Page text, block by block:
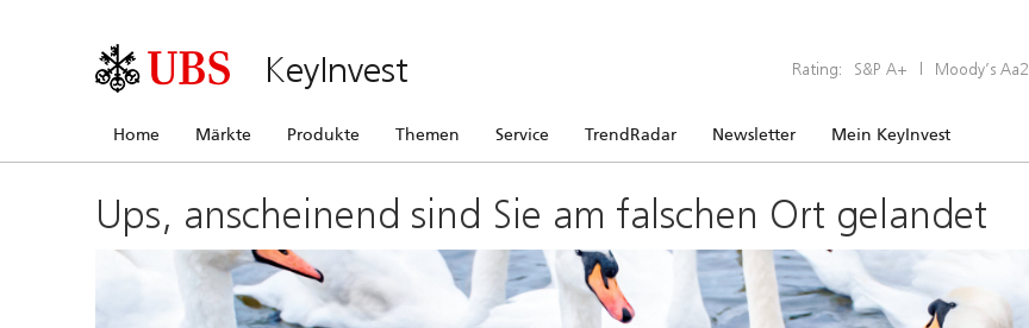
KeyInvest Rating: S&P A+ | Moody’s Aa2
Home Märkte Produkte Themen Service TrendRadar Newsletter Mein KeyInvest
Ups, anscheinend sind Sie am falschen Ort gelandet